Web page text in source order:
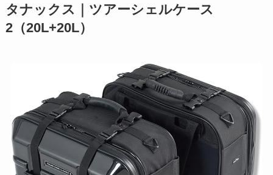
タナックス｜ツアーシェルケース
2（20L+20L）